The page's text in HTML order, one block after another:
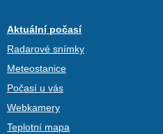
Aktuální počasí
Radarové snímky
Meteostanice
Počasí u vás
Webkamery
Teplotní mapa